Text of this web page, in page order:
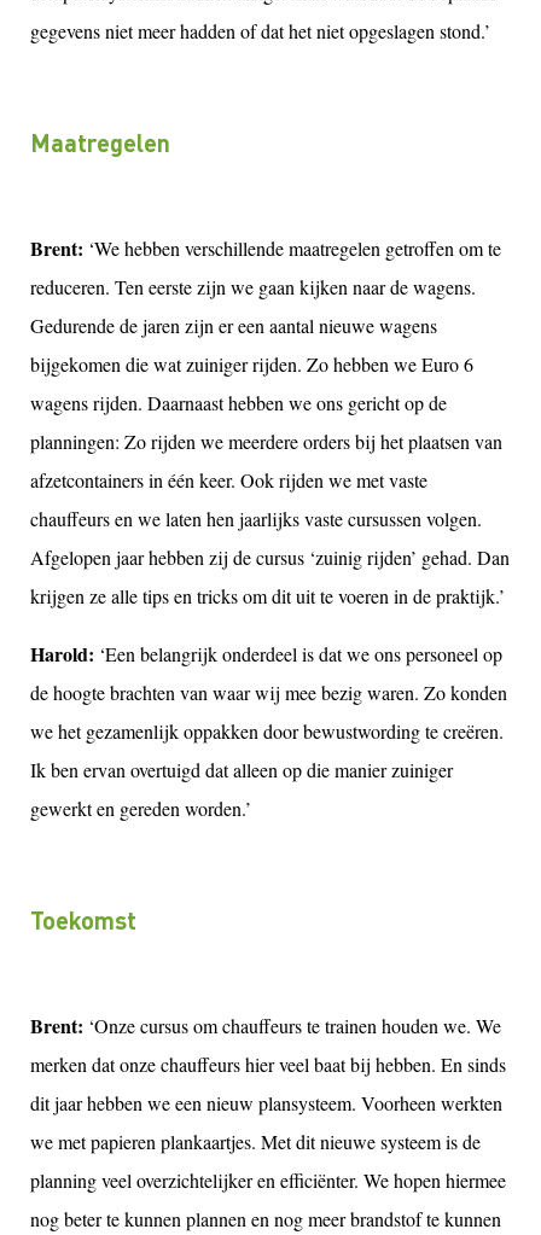
gegevens niet meer hadden of dat het niet opgeslagen stond.’
Maatregelen
Brent: ‘We hebben verschillende maatregelen getroffen om te
reduceren. Ten eerste zijn we gaan kijken naar de wagens.
Gedurende de jaren zijn er een aantal nieuwe wagens
bijgekomen die wat zuiniger rijden. Zo hebben we Euro 6
wagens rijden. Daarnaast hebben we ons gericht op de
planningen: Zo rijden we meerdere orders bij het plaatsen van
afzetcontainers in één keer. Ook rijden we met vaste
chauffeurs en we laten hen jaarlijks vaste cursussen volgen.
Afgelopen jaar hebben zij de cursus ‘zuinig rijden’ gehad. Dan
krijgen ze alle tips en tricks om dit uit te voeren in de praktijk.’
Harold: ‘Een belangrijk onderdeel is dat we ons personeel op
de hoogte brachten van waar wij mee bezig waren. Zo konden
we het gezamenlijk oppakken door bewustwording te creëren.
Ik ben ervan overtuigd dat alleen op die manier zuiniger
gewerkt en gereden worden.’
Toekomst
Brent: ‘Onze cursus om chauffeurs te trainen houden we. We
merken dat onze chauffeurs hier veel baat bij hebben. En sinds
dit jaar hebben we een nieuw plansysteem. Voorheen werkten
we met papieren plankaartjes. Met dit nieuwe systeem is de
planning veel overzichtelijker en efficiënter. We hopen hiermee
nog beter te kunnen plannen en nog meer brandstof te kunnen